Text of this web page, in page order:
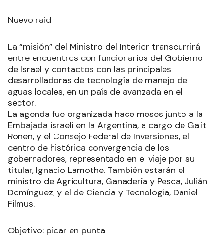
Nuevo raid
La “misión” del Ministro del Interior transcurrirá
entre encuentros con funcionarios del Gobierno
de Israel y contactos con las principales
desarrolladoras de tecnología de manejo de
aguas locales, en un país de avanzada en el
sector.
La agenda fue organizada hace meses junto a la
Embajada israelí en la Argentina, a cargo de Galit
Ronen, y el Consejo Federal de Inversiones, el
centro de histórica convergencia de los
gobernadores, representado en el viaje por su
titular, Ignacio Lamothe. También estarán el
ministro de Agricultura, Ganadería y Pesca, Julián
Domínguez; y el de Ciencia y Tecnología, Daniel
Filmus.
Objetivo: picar en punta